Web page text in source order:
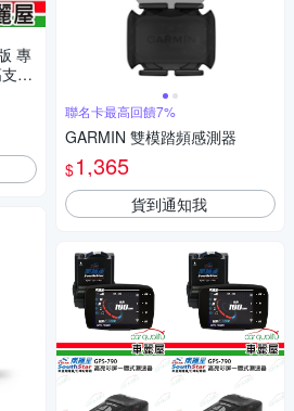
專
援
聯名卡最高回饋7%
GARMIN 雙模踏頻感測器
$1,365
貨到通知我